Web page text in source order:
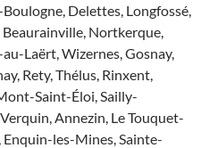
Delettes, Longfossé,
Beaurainville, Nortkerque,
Laërt, Wizernes, Gosnay,
Rety, Thélus, Rinxent,
Saint-Éloi, Sailly-
Annezin, Le Touquet-
les-Mines, Sainte-